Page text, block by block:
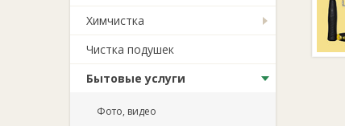
Химчистка
Чистка подушек
Бытовые услуги
Фото, видео